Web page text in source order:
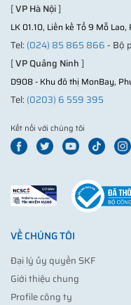
[VP Hà Nội]
LK 01.10, Liền kề Tổ 9 Mỗ
Tel: (024) 85 865 866- Bộ
[VP Quảng Ninh]
D908 - Khu đô thị MonBay,
Tel: (0203) 6 559 395
Kết nối với chúng tôi
VỀ CHÚNG TÔI
Đại lý ủy quyền SKF
Giới thiệu chung
Profile công ty